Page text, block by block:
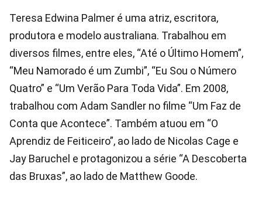
Teresa Edwina Palmer é uma atriz, escritora,
produtora e modelo australiana. Trabalhou em
diversos filmes, entre eles, “Até o Último Homem”,
“Meu Namorado é um Zumbi”, “Eu Sou o Número
Quatro” e “Um Verão Para Toda Vida”. Em 2008,
trabalhou com Adam Sandler no filme “Um Faz de
Conta que Acontece”. Também atuou em “O
Aprendiz de Feiticeiro”, ao lado de Nicolas Cage e
Jay Baruchel e protagonizou a série “A Descoberta
das Bruxas”, ao lado de Matthew Goode.